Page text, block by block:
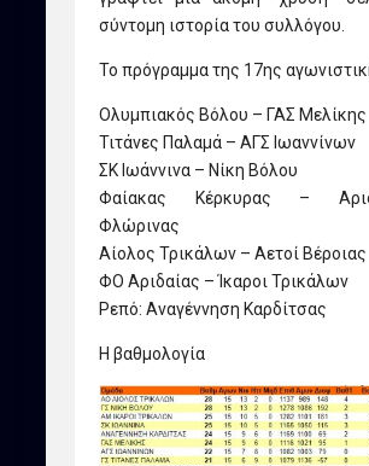
σύντομη ιστορία του συλλόγου.
Το πρόγραμμα της 17ης
Ολυμπιακός Βόλου – ΓΑΣ Μελίκης
Τιτάνες Παλαμά – ΑΓΣ Ιωαννίνων
ΣΚ Ιωάννινα – Νίκη Βόλου
Φαίακας Κέρκυρας –
Φλώρινας
Αίολος Τρικάλων – Αετοί Βέροιας
ΦΟ Αριδαίας – Ίκαροι Τρικάλων
Ρεπό: Αναγέννηση Καρδίτσας
Η βαθμολογία